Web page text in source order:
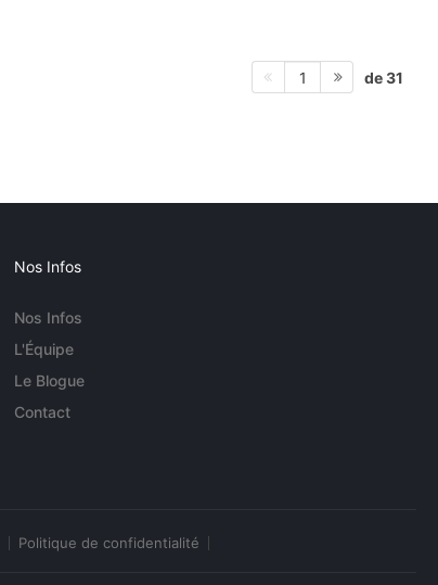
1 de 31
Nos Infos
Nos Infos
L'Équipe
Le Blogue
Contact
Politique de confidentialité